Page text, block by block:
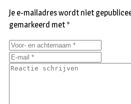
Je e-mailadres wordt niet
gemarkeerd met *